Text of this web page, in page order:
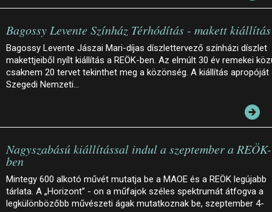
Bagossy Levente Színház Térhódítás - makett kiállítás
Bagossy Levente Jászai Mari-díjas díszlettervező színházi díszlet
makettjeiből nyílt kiállítás a REÖK-ben. Az elmúlt 30 év remekei
csaknem 20 tervet tekinthet meg a közönség. A kiállítás apropóját
Szegedi Nemzeti…
Nagyszabású kiállítással indul a szeptember a REÖK-
ben
Mintegy 600 alkotó művét mutatja be a MAOE és a REÖK legújabb
tárlata. A „Horizont” - on a műfajok széles spektrumát átfogva a
legkülönbözőbb művészeti ágak mutatkoznak be, szeptember 4-